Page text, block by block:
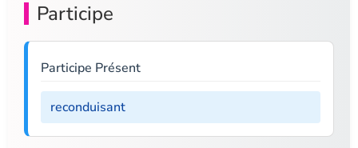
Participe
Participe Présent
reconduisant